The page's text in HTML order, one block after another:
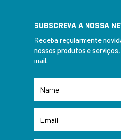
SUBSCREVA A NOSSA
Receba regularmente
nossos produtos e
mail.